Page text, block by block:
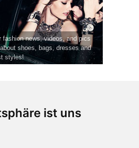
ist uns
fashion news, videos, and pics
shoes, bags, dresses and
styles!
Celebrity Post.